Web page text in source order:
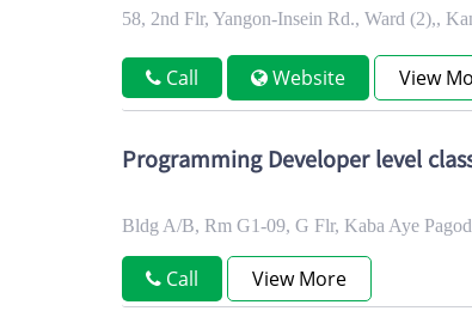
58, 2nd Flr, Yangon-Insein Rd., Ward (2),,
Call Website View
Programming Developer level
Bldg A/B, Rm G1-09, G Flr, Kaba Aye
Call View More